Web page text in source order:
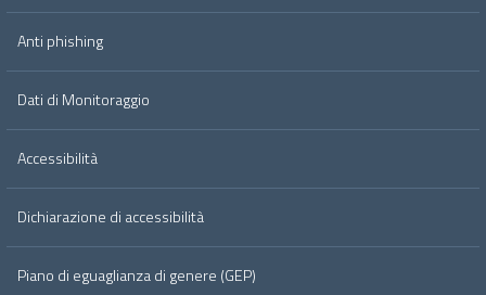
Anti phishing
Dati di Monitoraggio
Accessibilità
Dichiarazione di accessibilità
Piano di eguaglianza di genere (GEP)